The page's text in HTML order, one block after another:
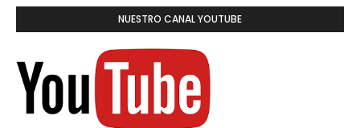
NUESTRO CANAL YOUTUBE